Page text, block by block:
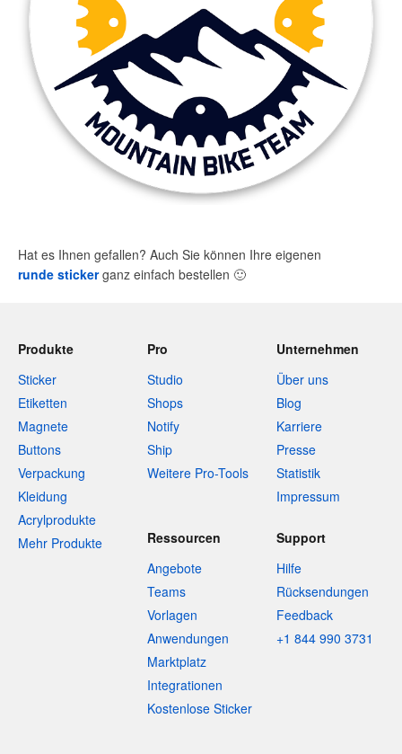
Hat es Ihnen gefallen? Auch Sie können Ihre eigenen
runde stickerganz einfach bestellen 🙂
Produkte
Sticker
Etiketten
Magnete
Buttons
Verpackung
Kleidung
Acrylprodukte
Mehr Produkte
Pro
Studio
Shops
Notify
Ship
Weitere Pro-Tools
Unternehmen
Über uns
Blog
Karriere
Presse
Statistik
Impressum
Ressourcen
Angebote
Teams
Vorlagen
Anwendungen
Marktplatz
Integrationen
Kostenlose Sticker
Support
Hilfe
Rücksendungen
Feedback
+1 844 990 3731